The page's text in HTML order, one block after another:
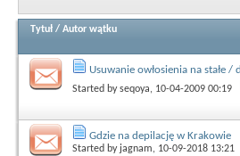
Tytuł / Autor wątku
Usuwanie owłosienia na stałe /
Started byseqoya, 10-04-2009 00:19
Gdzie na depilację w Krakowie
Started by jagnam, 10-09-2018 13:21